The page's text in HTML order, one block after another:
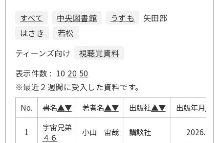
すべて 中央図書館 うずも
矢田部
はさき
若松
ティーンズ向け
視聴覚資料
表示件数 : 10 20 50
※最近２週間に受入した資料です。
No. 書名▲▼ 著者名▲▼ 出版社▲▼ 出版年月▲
1
宇宙兄弟
４６
小山 宙哉 講談社 2026.7